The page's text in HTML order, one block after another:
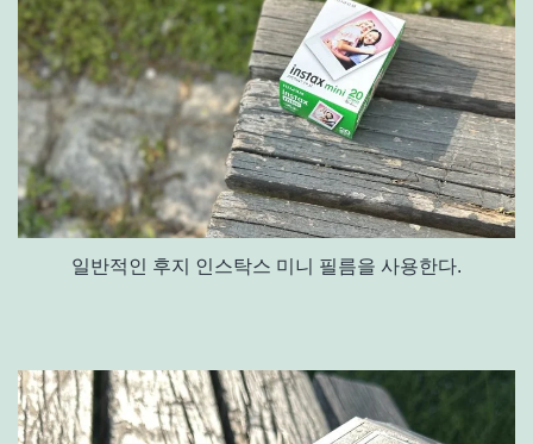
일반적인 후지 인스탁스 미니 필름을 사용한다.